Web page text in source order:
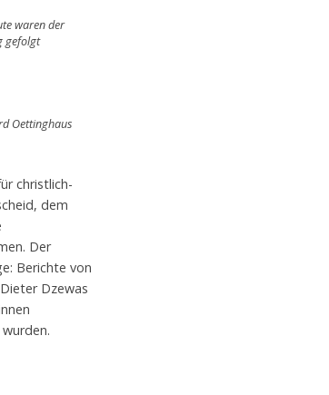
waren der
gefolgt
Oettinghaus
christlich-
dem
Der
Berichte von
Dzewas